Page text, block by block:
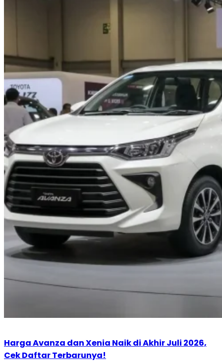
Harga Avanza dan Xenia Naik di Akhir Juli 2026,
Cek Daftar Terbarunya!